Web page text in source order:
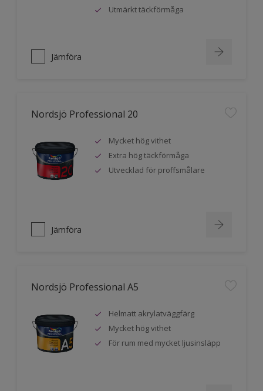
Utmärkt täckförmåga
Jämföra
Nordsjö Professional 20
Mycket hög vithet
Extra hög täckförmåga
Utvecklad för proffsmålare
Jämföra
Nordsjö Professional A5
Helmatt akrylatväggfärg
Mycket hög vithet
För rum med mycket ljusinsläpp